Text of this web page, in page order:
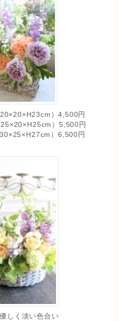
）4,500円
）5,500円
）6,500円
しく淡い色合い